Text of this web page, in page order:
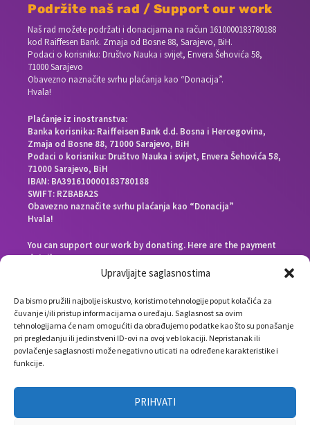
Upravljajte saglasnostima
Da bismo pružili najbolje iskustvo, koristimo tehnologije poput kolačića za
čuvanje i/ili pristup informacijama o uređaju. Saglasnost sa ovim
tehnologijama će nam omogućiti da obrađujemo podatke kao što su ponašanje
pri pregledanju ili jedinstveni ID-ovi na ovoj veb lokaciji. Nepristanak ili
povlačenje saglasnosti može negativno uticati na određene karakteristike i
funkcije.
PRIHVATI
Podržite naš rad / Support our work
Naš rad možete podržati i donacijama na račun 1610000183780188
kod Raiffesen Bank. Zmaja od Bosne 88, Sarajevo, BiH.
Podaci o korisniku: Društvo Nauka i svijet, Envera Šehovića 58,
71000 Sarajevo
Obavezno naznačite svrhu plaćanja kao “Donacija”.
Hvala!
Plaćanje iz inostranstva:
Banka korisnika: Raiffeisen Bank d.d. Bosna i Hercegovina,
Zmaja od Bosne 88, 71000 Sarajevo, BiH
Podaci o korisniku: Društvo Nauka i svijet, Envera Šehovića 58,
71000 Sarajevo, BiH
IBAN: BA391610000183780188
SWIFT: RZBABA2S
Obavezno naznačite svrhu plaćanja kao “Donacija”
Hvala!
You can support our work by donating. Here are the payment
details:
Beneficiary bank: Raiffeisen Bank d.d. Bosna i Hercegovina,
Zmaja od Bosne 88, 71000 Sarajevo, Bosnia and Herzegovina
End beneficiary: Društvo Nauka i svijet, Envera Šehovića 58,
71000 Sarajevo, Bosnia and Herzegovina
IBAN: BA391610000183780188
SWIFT: RZBABA2S
Please note the payment purpose as “Donation”
Thank you!